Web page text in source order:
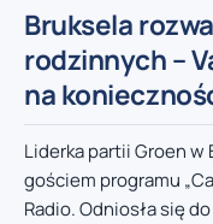
Bruksela
rodzinnych –
na
Liderka partii Groen w
gościem programu
Radio. Odniosła się